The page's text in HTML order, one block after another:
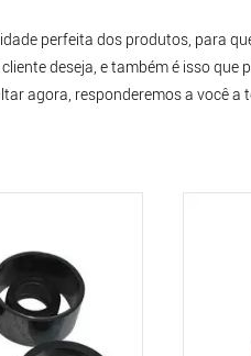
perfeita dos produtos, para
deseja, e também é isso que
agora, responderemos a você a